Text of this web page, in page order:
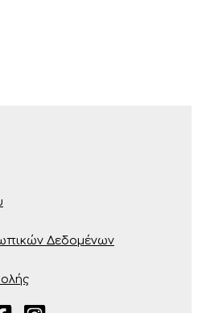
Δεδομένων